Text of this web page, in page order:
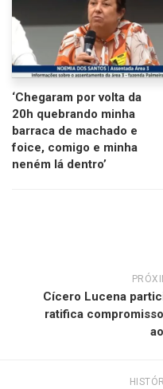
‘Chegaram por volta da
20h quebrando minha
barraca de machado e
foice, comigo e minha
neném lá dentro’
Cícero Lucena
ratifica